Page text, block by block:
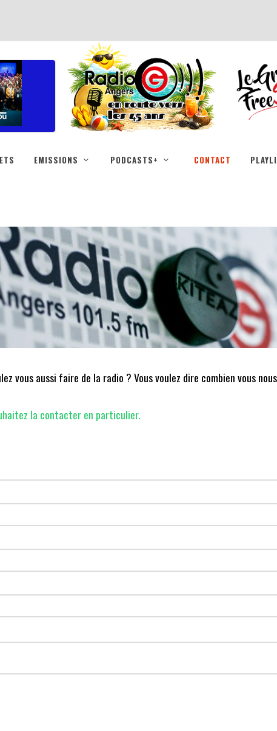
EMISSIONS PODCASTS+ CONTACT
vous aussi faire de la radio ? Vous voulez dire combien vous
la contacter en particulier.